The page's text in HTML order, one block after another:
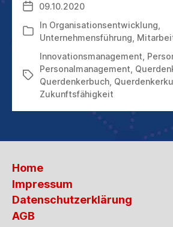
SO
DRINGEND
Veröffentlichungsdatum
09.10.2020
Kategorien
In Organisationsentwicklung
Unternehmensführung
Schlagwörter
Innovationsmanagement
Personalmanagement
Querdenkerbuch
Zukunftsfähigkeit
Home
Impressum
Datenschutzerklärung
AGB